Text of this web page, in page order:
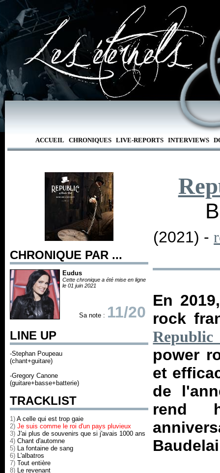
ACCUEIL CHRONIQUES LIVE-REPORTS INTERVIEWS
CHRONIQUE PAR ...
Eudus
Cette chronique a été mise en ligne
le 01 juin 2021
Sa note : 11/20
LINE UP
-Stephan Poupeau
(chant+guitare)
-Gregory Canone
(guitare+basse+batterie)
TRACKLIST
1) A celle qui est trop gaie
2) Je suis comme le roi d'un pays pluvieux
3) J'ai plus de souvenirs que si j'avais 1000 ans
4) Chant d'automne
5) La fontaine de sang
6) L'albatros
7) Tout entière
8) Le revenant
(2021) -
En
rock
power
et
de
rend